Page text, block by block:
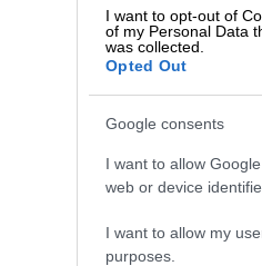
I want to opt-out of
of my Personal Data
was collected.
Opted Out
Google consents
I want to allow
web or device
I want to allow my
purposes.
για
Ο